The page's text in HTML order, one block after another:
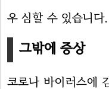
우 심할 수 있습니다.
그밖에 증상
코로나 바이러스에